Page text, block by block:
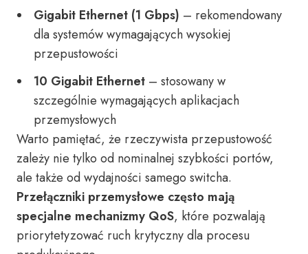
Gigabit Ethernet (1 Gbps) – rekomendowany
dla systemów wymagających wysokiej
przepustowości
10 Gigabit Ethernet – stosowany w
szczególnie wymagających aplikacjach
przemysłowych
Warto pamiętać, że rzeczywista przepustowość
zależy nie tylko od nominalnej szybkości portów,
ale także od wydajności samego switcha.
Przełączniki przemysłowe często mają
specjalne mechanizmy QoS, które pozwalają
priorytetyzować ruch krytyczny dla procesu